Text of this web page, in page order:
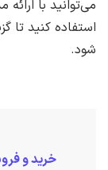
می‌توانید با
استفاده کنید تا
شود.
خرید و